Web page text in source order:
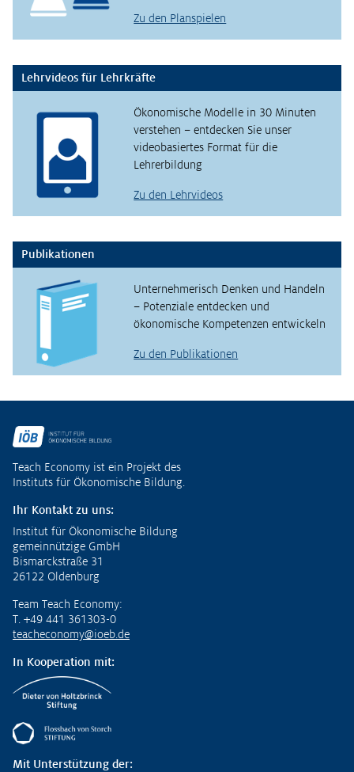
Zu den Planspielen
Lehrvideos für Lehrkräfte
Ökonomische Modelle in 30 Minuten
verstehen – entdecken Sie unser
videobasiertes Format für die
Lehrerbildung
Zu den Lehrvideos
Publikationen
Unternehmerisch Denken und Handeln
– Potenziale entdecken und
ökonomische Kompetenzen entwickeln
Zu den Publikationen
Teach Economy ist ein Projekt des
Instituts für Ökonomische Bildung.
Ihr Kontakt zu uns:
Institut für Ökonomische Bildung
gemeinnützige GmbH
Bismarckstraße 31
26122 Oldenburg
Team Teach Economy:
T. +49 441 361303-0
teacheconomy@ioeb.de
In Kooperation mit:
Mit Unterstützung der: